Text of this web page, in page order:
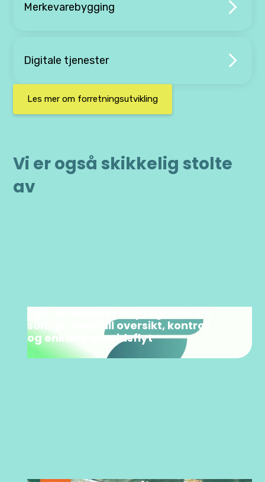
Merkevarebygging
Digitale tjenester
Les mer om forretningsutvikling
Vi er også skikkelig stolte
av
som gir deg full oversikt, kontroll
og enklere arbeidsflyt